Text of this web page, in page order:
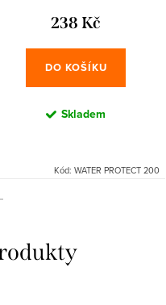
238 Kč
DO KOŠÍKU
Skladem
Kód: WATER PROTECT 200